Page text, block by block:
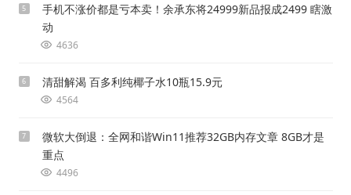
5
手机不涨价都是亏本卖！余承东将24999新品报成2499 瞎激
动
4636
6 清甜解渴 百多利纯椰子水10瓶15.9元
4564
7
微软大倒退：全网和谐Win11推荐32GB内存文章 8GB才是
重点
4496